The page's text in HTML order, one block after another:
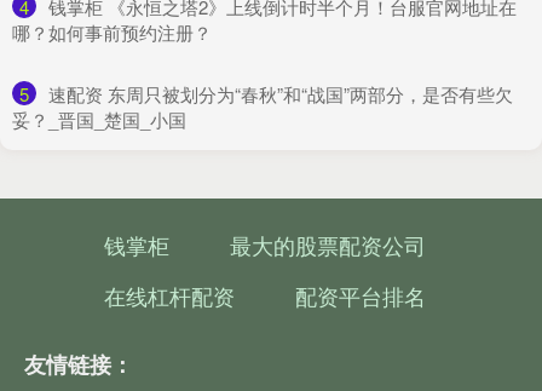
4
​钱掌柜 《永恒之塔2》上线倒计时半个月！台服官网地址在
哪？如何事前预约注册？
5
​速配资 东周只被划分为“春秋”和“战国”两部分，是否有些欠
妥？_晋国_楚国_小国
钱掌柜
最大的股票配资公司
在线杠杆配资
配资平台排名
友情链接：